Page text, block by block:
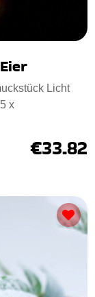
Licht
x
€33.82